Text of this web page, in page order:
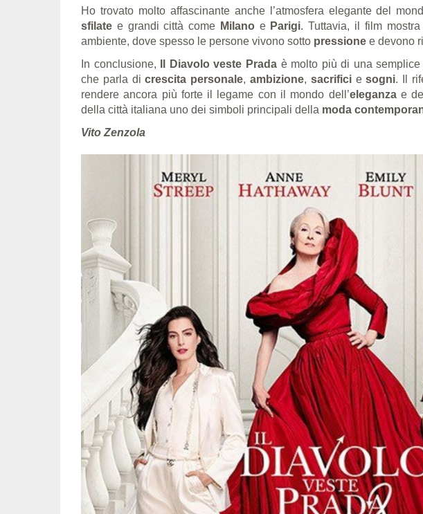
Ho trovato molto affascinante anche l’atmosfera elegante del
sfilate e grandi città come Milanoe Parigi. Tuttavia, il film
ambiente, dove spesso le persone vivono sotto pressione e devono
In conclusione,
Il Diavolo veste Pradaè molto più di una
che parla dicrescita personale, ambizione, sacrificiesogni. Il
rendere ancora più forte il legame con il mondo dell’eleganzae
della città italiana uno dei simboli principali della moda
Vito Zenzola